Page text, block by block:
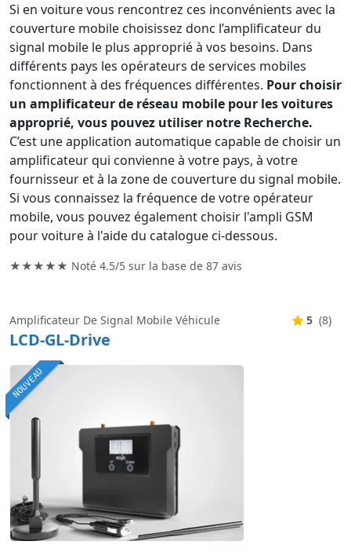
Si en voiture vous rencontrez ces inconvénients avec la
couverture mobile choisissez donc l’amplificateur du
signal mobile le plus approprié à vos besoins. Dans
différents pays les opérateurs de services mobiles
fonctionnent à des fréquences différentes. Pour choisir
un amplificateur de réseau mobile pour les voitures
approprié, vous pouvez utiliser notre Recherche.
C’est une application automatique capable de choisir un
amplificateur qui convienne à votre pays, à votre
fournisseur et à la zone de couverture du signal mobile.
Si vous connaissez la fréquence de votre opérateur
mobile, vous pouvez également choisir l'ampli GSM
pour voiture à l'aide du catalogue ci-dessous.
★★★★★ Noté 4.5/5 sur la base de 87 avis
NOUVEAU
Amplificateur De Signal Mobile Véhicule
LCD-GL-Drive
5 (8)